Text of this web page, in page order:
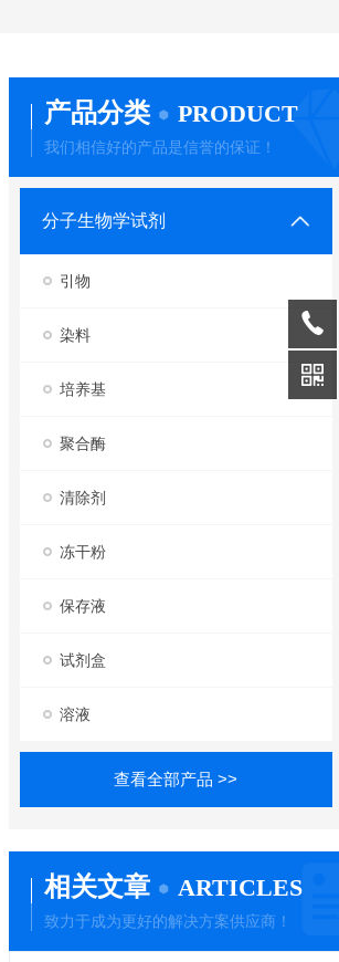
产品分类 PRODUCT
我们相信好的产品是信誉的保证！
分子生物学试剂
引物
染料
培养基
聚合酶
清除剂
冻干粉
保存液
试剂盒
溶液
查看全部产品 >>
相关文章 ARTICLES
致力于成为更好的解决方案供应商！